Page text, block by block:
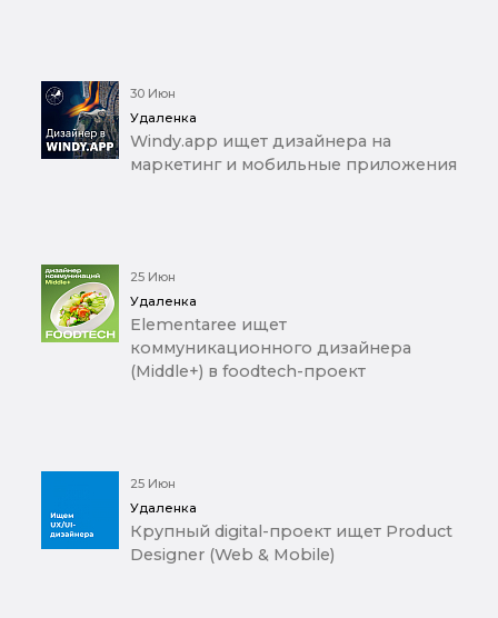
30 Июн
Удаленка
Windy.app ищет дизайнера на
маркетинг и мобильные приложения
25 Июн
Удаленка
Elementaree ищет
коммуникационного дизайнера
(Middle+) в foodtech-проект
25 Июн
Удаленка
Крупный digital-проект ищет Product
Designer (Web & Mobile)